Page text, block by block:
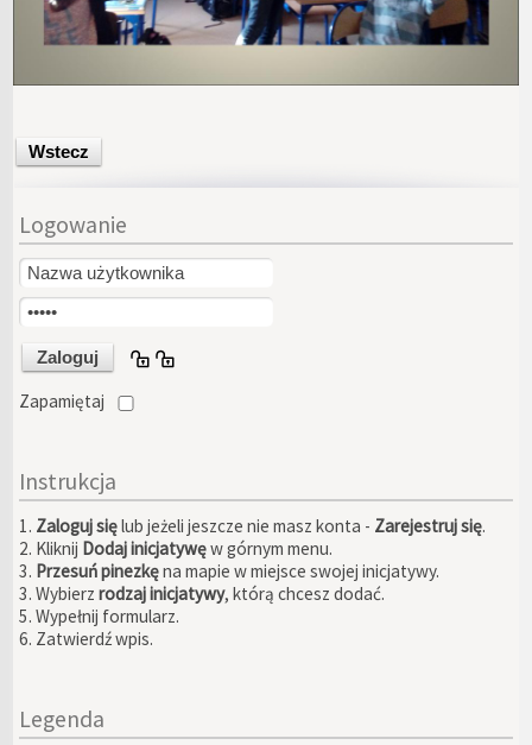
Wstecz
Logowanie
Zapamiętaj
Instrukcja
1. Zaloguj sięlub jeżeli jeszcze nie masz konta - Zarejestruj się.
2. Kliknij Dodaj inicjatywęw górnym menu.
3. Przesuń pinezkęna mapie w miejsce swojej inicjatywy.
3. Wybierzrodzaj inicjatywy, którą chcesz dodać.
5. Wypełnij formularz.
6. Zatwierdź wpis.
Legenda